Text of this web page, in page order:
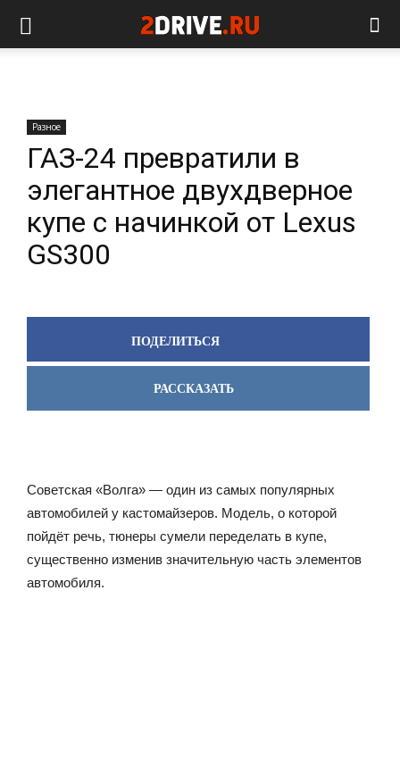
Разное
ГАЗ-24 превратили в
элегантное двухдверное
купе с начинкой от Lexus
GS300
ПОДЕЛИТЬСЯ
РАССКАЗАТЬ
Советская «Волга» — один из самых популярных
автомобилей у кастомайзеров. Модель, о которой
пойдёт речь, тюнеры сумели переделать в купе,
существенно изменив значительную часть элементов
автомобиля.